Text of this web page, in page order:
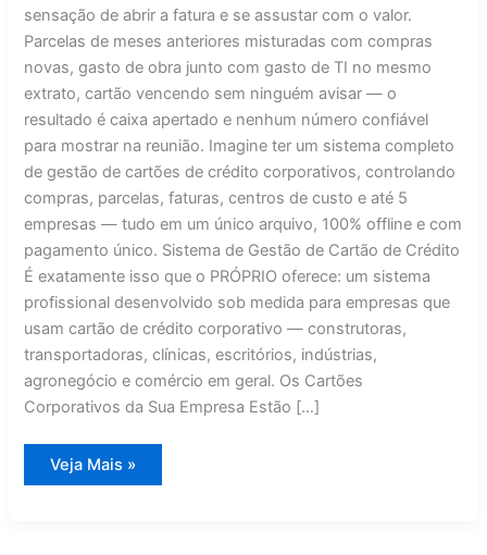
sensação de abrir a fatura e se assustar com o valor.
Parcelas de meses anteriores misturadas com compras
novas, gasto de obra junto com gasto de TI no mesmo
extrato, cartão vencendo sem ninguém avisar — o
resultado é caixa apertado e nenhum número confiável
para mostrar na reunião. Imagine ter um sistema completo
de gestão de cartões de crédito corporativos, controlando
compras, parcelas, faturas, centros de custo e até 5
empresas — tudo em um único arquivo, 100% offline e com
pagamento único. Sistema de Gestão de Cartão de Crédito
É exatamente isso que o PRÓPRIO oferece: um sistema
profissional desenvolvido sob medida para empresas que
usam cartão de crédito corporativo — construtoras,
transportadoras, clínicas, escritórios, indústrias,
agronegócio e comércio em geral. Os Cartões
Corporativos da Sua Empresa Estão […]
Sistema
de
Veja Mais »